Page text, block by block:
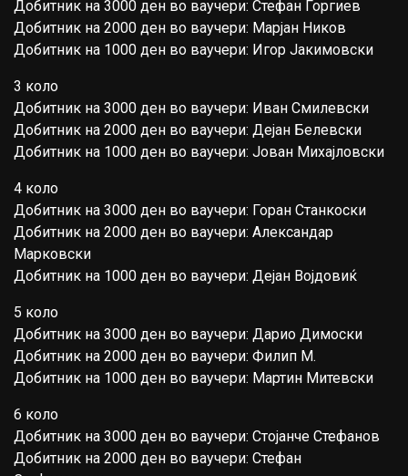
Добитник на 3000 ден во ваучери: Стефан Ѓоргиев
Добитник на 2000 ден во ваучери: Марјан Ников
Добитник на 1000 ден во ваучери: Игор Јакимовски
3 коло
Добитник на 3000 ден во ваучери: Иван Смилевски
Добитник на 2000 ден во ваучери: Дејан Белевски
Добитник на 1000 ден во ваучери: Јован Михајловски
4 коло
Добитник на 3000 ден во ваучери: Горан Станкоски
Добитник на 2000 ден во ваучери: Александар
Марковски
Добитник на 1000 ден во ваучери: Дејан Војдовиќ
5 коло
Добитник на 3000 ден во ваучери: Дарио Димоски
Добитник на 2000 ден во ваучери: Филип М.
Добитник на 1000 ден во ваучери: Мартин Митевски
6 коло
Добитник на 3000 ден во ваучери: Стојанче Стефанов
Добитник на 2000 ден во ваучери: Стефан